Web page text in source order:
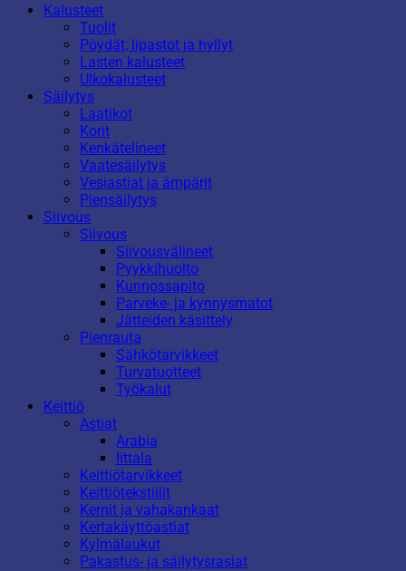
Kalusteet
Tuolit
Pöydät, lipastot ja hyllyt
Lasten kalusteet
Ulkokalusteet
Säilytys
Laatikot
Korit
Kenkätelineet
Vaatesäilytys
Vesiastiat ja ämpärit
Piensäilytys
Siivous
Siivous
Siivousvälineet
Pyykkihuolto
Kunnossapito
Parveke- ja kynnysmatot
Jätteiden käsittely
Pienrauta
Sähkötarvikkeet
Turvatuotteet
Työkalut
Keittiö
Astiat
Arabia
Iittala
Keittiötarvikkeet
Keittiötekstiilit
Kernit ja vahakankaat
Kertakäyttöastiat
Kylmälaukut
Pakastus- ja säilytysrasiat